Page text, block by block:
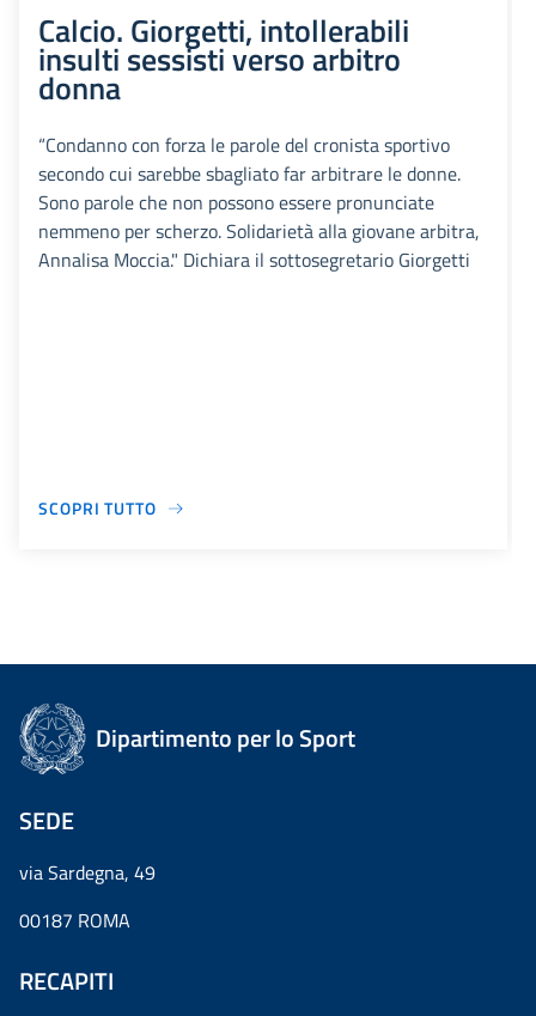
Calcio. Giorgetti, intollerabili
insulti sessisti verso arbitro
donna
“Condanno con forza le parole del cronista sportivo
secondo cui sarebbe sbagliato far arbitrare le donne.
Sono parole che non possono essere pronunciate
nemmeno per scherzo. Solidarietà alla giovane arbitra,
Annalisa Moccia." Dichiara il sottosegretario Giorgetti
SCOPRI TUTTO
Dipartimento per lo Sport
SEDE
via Sardegna, 49
00187 ROMA
RECAPITI